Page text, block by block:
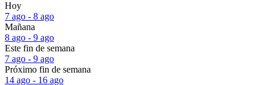
Hoy
7 ago - 8 ago
Mañana
8 ago - 9 ago
Este fin de semana
7 ago - 9 ago
Próximo fin de semana
14 ago - 16 ago